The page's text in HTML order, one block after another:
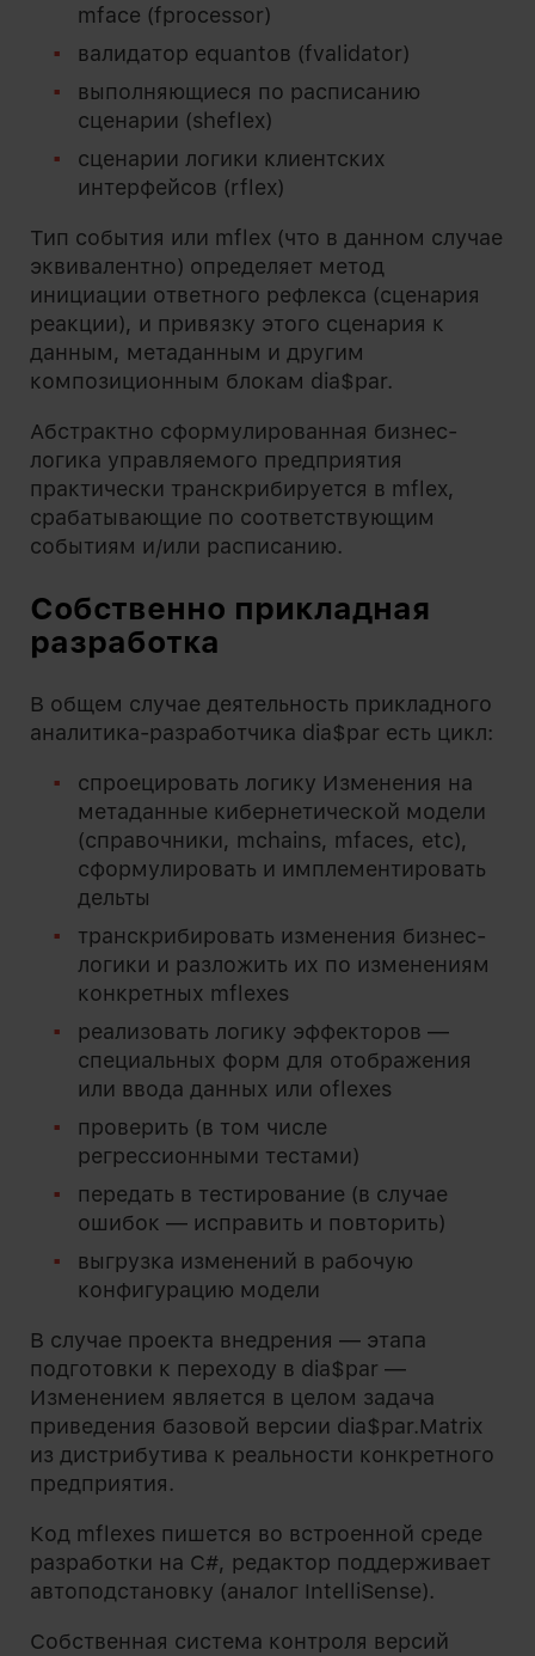
mface (fprocessor)
валидатор equantов (fvalidator)
выполняющиеся по расписанию
сценарии (sheflex)
сценарии логики клиентских
интерфейсов (rflex)
Тип события или mflex (что в данном случае
эквивалентно) определяет метод
инициации ответного рефлекса (сценария
реакции), и привязку этого сценария к
данным, метаданным и другим
композиционным блокам dia$par.
Абстрактно сформулированная бизнес-
логика управляемого предприятия
практически транскрибируется в mflex,
срабатывающие по соответствующим
событиям и/или расписанию.
Собственно прикладная
разработка
В общем случае деятельность прикладного
аналитика-разработчика dia$par есть цикл:
спроецировать логику Изменения на
метаданные кибернетической модели
(справочники, mchains, mfaces, etc),
сформулировать и имплементировать
дельты
транскрибировать изменения бизнес-
логики и разложить их по изменениям
конкретных mflexes
реализовать логику эффекторов —
специальных форм для отображения
или ввода данных или oflexes
проверить (в том числе
регрессионными тестами)
передать в тестирование (в случае
ошибок — исправить и повторить)
выгрузка изменений в рабочую
конфигурацию модели
В случае проекта внедрения — этапа
подготовки к переходу в dia$par —
Изменением является в целом задача
приведения базовой версии dia$par.Matrix
из дистрибутива к реальности конкретного
предприятия.
Код mflexes пишется во встроенной среде
разработки на C#, редактор поддерживает
автоподстановку (аналог IntelliSense).
Собственная система контроля версий